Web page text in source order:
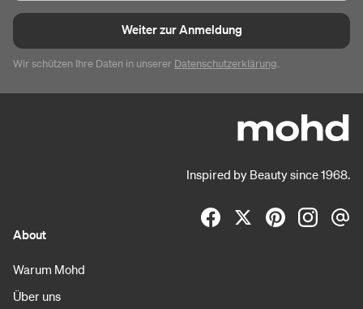
Weiter zur Anmeldung
Wir schützen Ihre Daten in unserer Datenschutzerklärung.
Inspired by Beauty since 1968.
About
Warum Mohd
Über uns